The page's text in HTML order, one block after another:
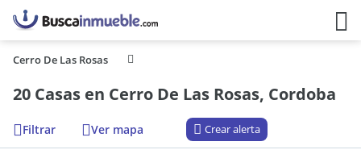
Cerro De Las Rosas
20 Casas en Cerro De Las Rosas, Cordoba
Filtrar Ver mapa Crear alerta